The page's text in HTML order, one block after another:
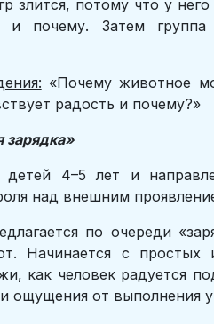
злится, потому что у
и почему. Затем
«Почему животное
радость и почему?»
зарядка»
4–5 лет и
над внешним
по очереди
Начинается с
как человек радуется
ощущения от выполнения